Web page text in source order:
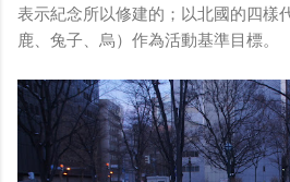
表示紀念所以修建的；以北國的四樣
鹿、兔子、烏）作為活動基準目標。